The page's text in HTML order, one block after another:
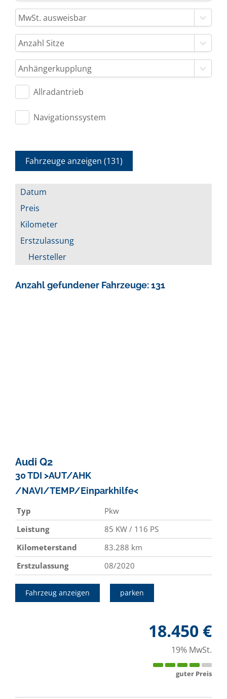
MwSt. ausweisbar
Anzahl Sitze
Anhängerkupplung
Allradantrieb
Navigationssystem
Fahrzeuge anzeigen (131)
Datum
Preis
Kilometer
Erstzulassung
Hersteller
Anzahl gefundener Fahrzeuge:131
Audi Q2
30 TDI >AUT/AHK
/NAVI/TEMP/Einparkhilfe<
Typ
Pkw
Leistung
85 KW / 116 PS
Kilometerstand
83.288 km
Erstzulassung
08/2020
Fahrzeug anzeigen parken
18.450 €
19% MwSt.
guter Preis